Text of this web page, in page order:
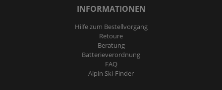
INFORMATIONEN
Hilfe zum Bestellvorgang
Retoure
Beratung
Batterieverordnung
FAQ
Alpin Ski-Finder